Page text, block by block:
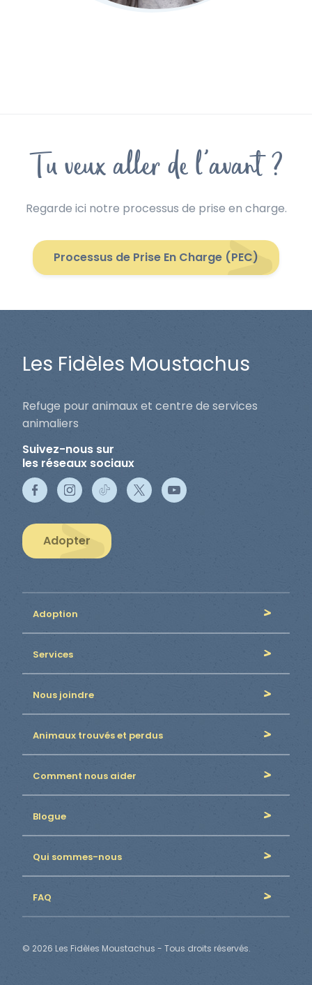
Tu veux aller de l'avant ?
Regarde ici notre processus de prise en charge.
Processus de Prise En Charge (PEC)
Les Fidèles Moustachus
Refuge pour animaux et centre de services
animaliers
Suivez-nous sur
les réseaux sociaux
Adopter
Adoption
Services
Nous joindre
Animaux trouvés et perdus
Comment nous aider
Blogue
Qui sommes-nous
FAQ
© 2026 Les Fidèles Moustachus - Tous droits réservés.